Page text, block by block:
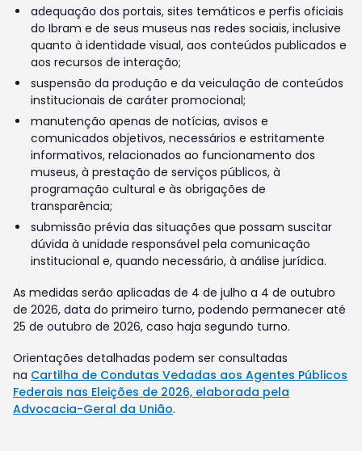
adequação dos portais, sites temáticos e perfis oficiais
do Ibram e de seus museus nas redes sociais, inclusive
quanto à identidade visual, aos conteúdos publicados e
aos recursos de interação;
suspensão da produção e da veiculação de conteúdos
institucionais de caráter promocional;
manutenção apenas de notícias, avisos e
comunicados objetivos, necessários e estritamente
informativos, relacionados ao funcionamento dos
museus, à prestação de serviços públicos, à
programação cultural e às obrigações de
transparência;
submissão prévia das situações que possam suscitar
dúvida à unidade responsável pela comunicação
institucional e, quando necessário, à análise jurídica.
As medidas serão aplicadas de 4 de julho a 4 de outubro
de 2026, data do primeiro turno, podendo permanecer até
25 de outubro de 2026, caso haja segundo turno.
Orientações detalhadas podem ser consultadas
na Cartilha de Condutas Vedadas aos Agentes Públicos
Federais nas Eleições de 2026, elaborada pela
Advocacia-Geral da União.